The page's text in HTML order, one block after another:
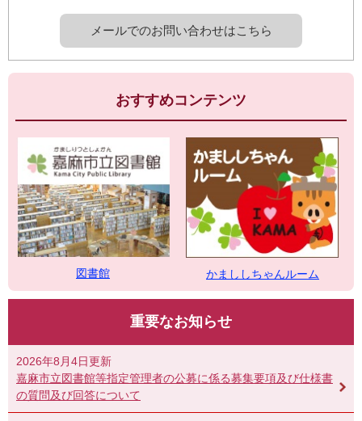
メールでのお問い合わせはこちら
おすすめコンテンツ
図書館 かまししちゃんルーム
重要なお知らせ
2026年8月4日更新
嘉麻市立図書館等指定管理者の公募に係る募集要項及び仕様書
の質問及び回答について